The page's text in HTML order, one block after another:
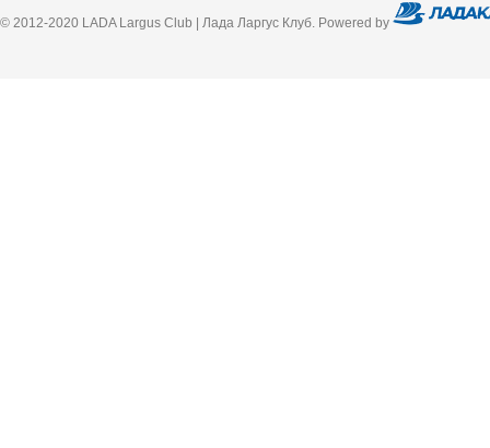
© 2012-2020 LADA Largus Club | Лада Ларгус Клуб. Powered by